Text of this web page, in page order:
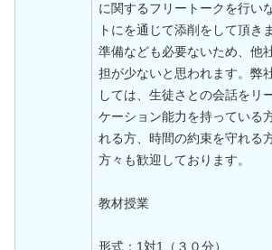
に関するフリートークを行い
トにを通じて添削をして頂き
準備なども必要ないため、他
担が少ないと思われます。弊
しては、生徒さとの会話をリ
ケーション能力を持っている
れる方、時間の約束を守れる
方々も歓迎しております。
教材授業
形式：1対1（３０分）